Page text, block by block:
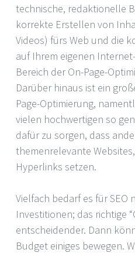
technische, redaktionelle
korrekte Erstellen von
Videos) fürs Web und die
auf Ihrem eigenen
Bereich der On-Page-
Darüber hinaus ist ein
Page-Optimierung,
vielen hochwertigen so
dafür zu sorgen, dass
themenrelevante
Hyperlinks setzen.
Vielfach bedarf es für SEO
Investitionen; das richtige
entscheidender. Dann
Budget einiges bewegen.